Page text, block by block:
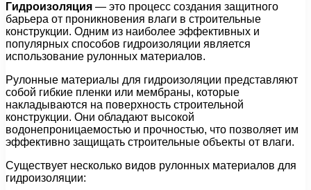
Гидроизоляция — это процесс создания защитного
барьера от проникновения влаги в строительные
конструкции. Одним из наиболее эффективных и
популярных способов гидроизоляции является
использование рулонных материалов.
Рулонные материалы для гидроизоляции представляют
собой гибкие пленки или мембраны, которые
накладываются на поверхность строительной
конструкции. Они обладают высокой
водонепроницаемостью и прочностью, что позволяет им
эффективно защищать строительные объекты от влаги.
Существует несколько видов рулонных материалов для
гидроизоляции: